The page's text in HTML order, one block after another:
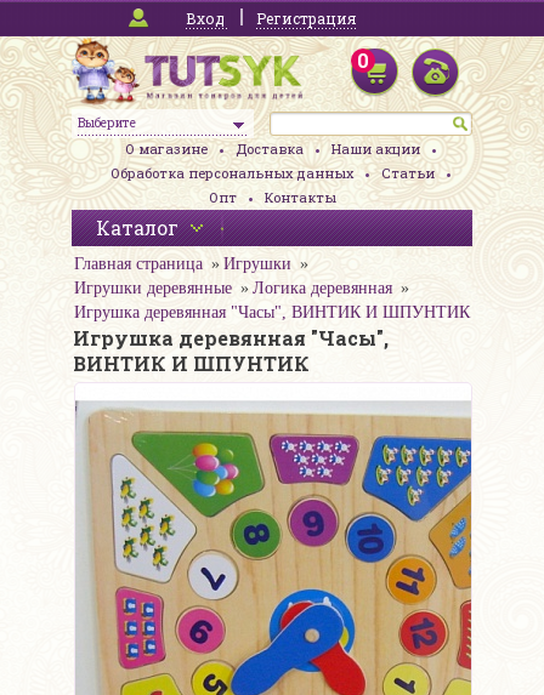
Вход Регистрация
Выберите
0
О магазине Доставка
Наши акции
Обработка персональных данных
Статьи
Опт
Контакты
Каталог
Главная страница
Игрушки
Игрушки деревянные
Логика деревянная
Игрушка деревянная "Часы", ВИНТИК И ШПУНТИК
Игрушка деревянная "Часы",
ВИНТИК И ШПУНТИК